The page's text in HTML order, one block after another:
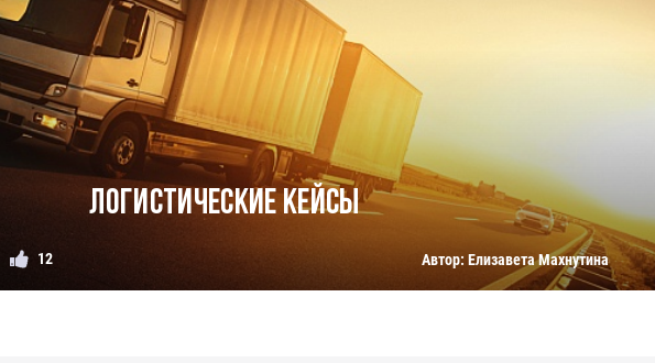
Логистические кейсы
12 Автор: Елизавета Махнутина